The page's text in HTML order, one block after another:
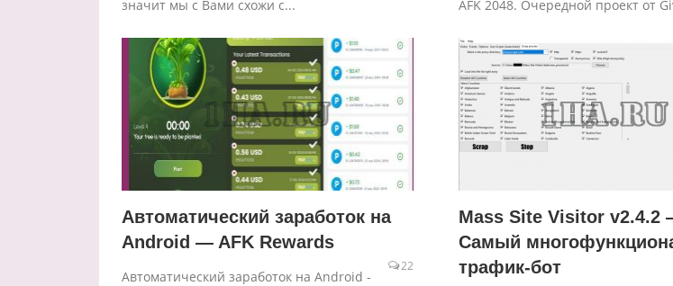
значит мы с Вами схожи с...
AFK 2048. Очередной проект от
Автоматический заработок на
Android — AFK Rewards
22
Автоматический заработок на Android -
Mass Site Visitor v2.4.2
Самый
трафик-бот